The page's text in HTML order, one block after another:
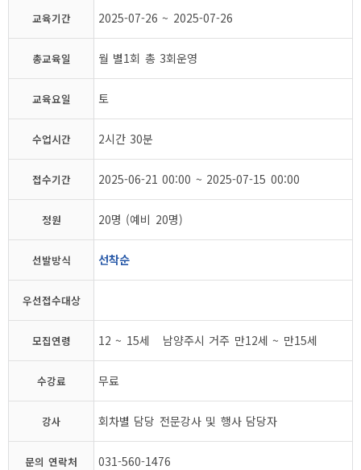
교육기간 2025-07-26 ~ 2025-07-26
총교육일 월 별1회 총 3회운영
교육요일 토
수업시간 2시간 30분
접수기간 2025-06-21 00:00 ~ 2025-07-15 00:00
정원 20명 (예비 20명)
선발방식 선착순
우선접수대상
모집연령 12 ~ 15세 남양주시 거주 만12세 ~ 만15세
수강료 무료
강사 회차별 담당 전문강사 및 행사 담당자
문의 연락처 031-560-1476